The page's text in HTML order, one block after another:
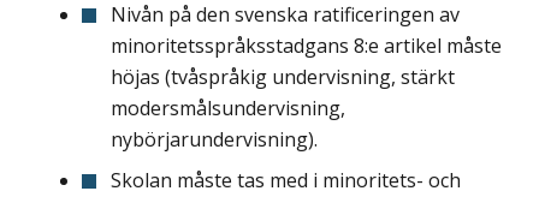
Nivån på den svenska ratificeringen av
minoritetsspråksstadgans 8:e artikel måste
höjas (tvåspråkig undervisning, stärkt
modersmålsundervisning,
nybörjarundervisning).
Skolan måste tas med i minoritets- och